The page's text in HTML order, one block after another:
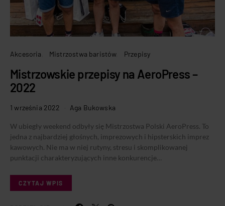
Akcesoria Mistrzostwa baristów Przepisy
Mistrzowskie przepisy na AeroPress –
2022
1 września 2022 Aga Bukowska
W ubiegły weekend odbyły się Mistrzostwa Polski AeroPress. To
jedna z najbardziej głośnych, imprezowych i hipsterskich imprez
kawowych. Nie ma w niej rutyny, stresu i skomplikowanej
punktacji charakteryzujących inne konkurencje…
CZYTAJ WPIS